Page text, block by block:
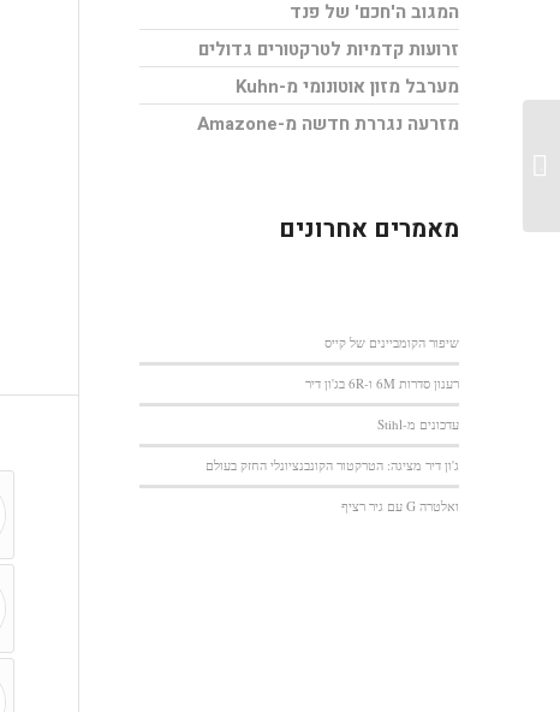
המגוב ה'חכם' של פנד
זרועות קדמיות לטרקטורים גדולים
מערבל מזון אוטונומי מ-Kuhn
מזרעה נגררת חדשה מ-Amazone
מאמרים אחרונים
שיפור הקומביינים של קייס
רענון סדרות 6M ו-6R בג'ון דיר
עדכונים מ-Stihl
ג'ון דיר מציגה: הטרקטור הקונבנציונלי החזק בעולם
ואלטרה G עם גיר רציף